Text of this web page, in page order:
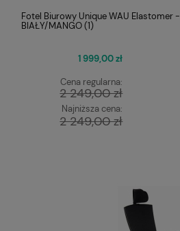
Fotel Biurowy Unique WAU Elastomer -
BIAŁY/MANGO (1)
1 999,00 zł
Cena regularna:
2 249,00 zł
Najniższa cena:
2 249,00 zł